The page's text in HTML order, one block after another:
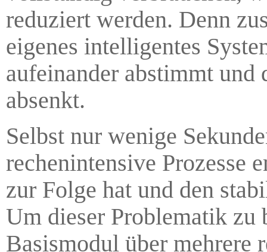
reduziert werden. Denn
eigenes intelligentes
aufeinander abstimmt und
absenkt.
Selbst nur wenige
rechenintensive Prozesse
zur Folge hat und den
Um dieser Problematik zu
Basismodul über mehrere